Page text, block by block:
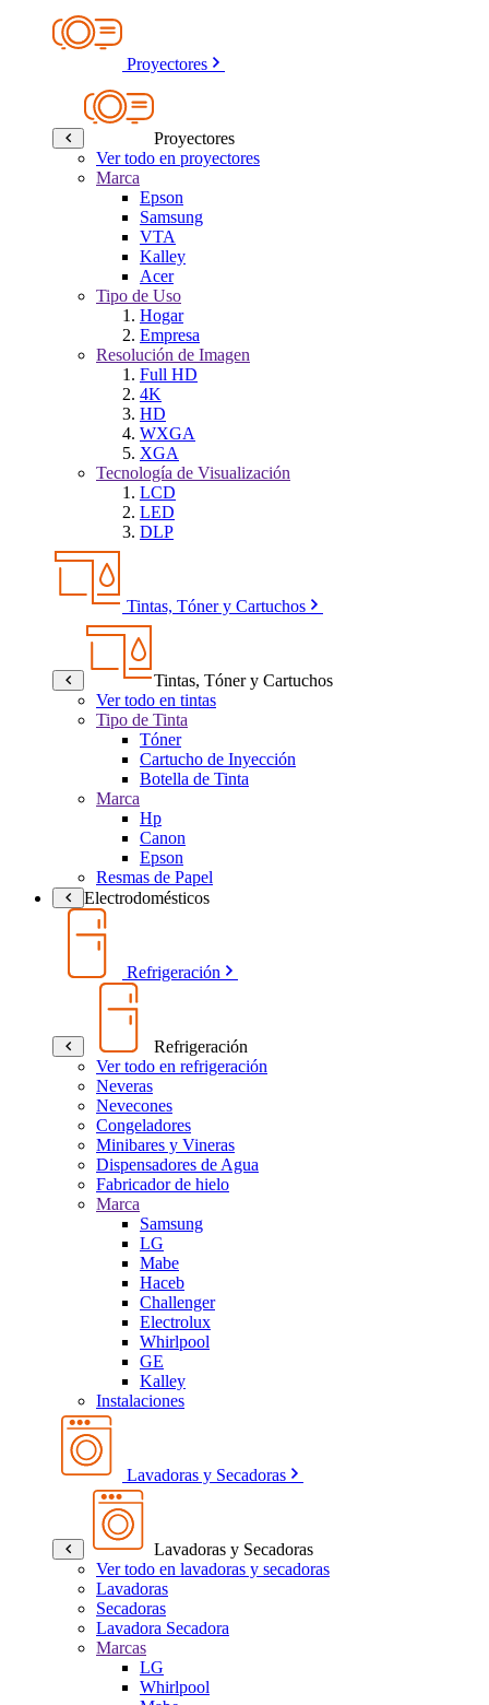
Proyectores
Proyectores
Ver todo en proyectores
Marca
Epson
Samsung
VTA
Kalley
Acer
Tipo de Uso
Hogar
Empresa
Resolución de Imagen
Full HD
4K
HD
WXGA
XGA
Tecnología de Visualización
LCD
LED
DLP
Tintas, Tóner y Cartuchos
Tintas, Tóner y Cartuchos
Ver todo en tintas
Tipo de Tinta
Tóner
Cartucho de Inyección
Botella de Tinta
Marca
Hp
Canon
Epson
Resmas de Papel
Electrodomésticos
Refrigeración
Refrigeración
Ver todo en refrigeración
Neveras
Nevecones
Congeladores
Minibares y Vineras
Dispensadores de Agua
Fabricador de hielo
Marca
Samsung
LG
Mabe
Haceb
Challenger
Electrolux
Whirlpool
GE
Kalley
Instalaciones
Lavadoras y Secadoras
Lavadoras y Secadoras
Ver todo en lavadoras y secadoras
Lavadoras
Secadoras
Lavadora Secadora
Marcas
LG
Whirlpool